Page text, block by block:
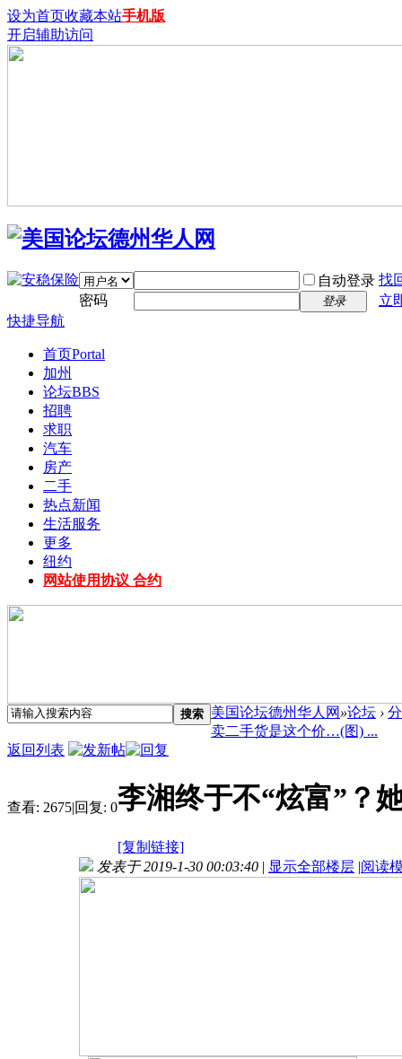
设为首页收藏本站手机版
开启辅助访问
自动登录 找
密码
登录
立
快捷导航
首页Portal
加州
论坛BBS
招聘
求职
汽车
房产
二手
热点新闻
生活服务
更多
纽约
网站使用协议 合约
搜索 美国论坛德州华人网 »论坛 ›
卖二手货是这个价…(图) ...
返回列表
查看: 2675|回复: 0李湘终于不“炫富”？
[复制链接]
发表于 2019-1-30 00:03:40 | 显示全部楼层 |阅读